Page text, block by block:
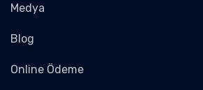
Medya
Blog
Online Ödeme